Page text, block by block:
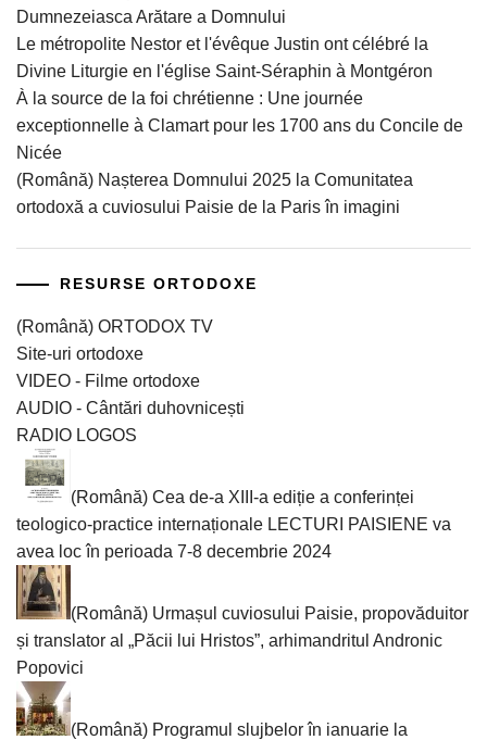
Dumnezeiasca Arătare a Domnului
Le métropolite Nestor et l'évêque Justin ont célébré la
Divine Liturgie en l'église Saint-Séraphin à Montgéron
À la source de la foi chrétienne : Une journée
exceptionnelle à Clamart pour les 1700 ans du Concile de
Nicée
(Română) Nașterea Domnului 2025 la Comunitatea
ortodoxă a cuviosului Paisie de la Paris în imagini
RESURSE ORTODOXE
(Română) ORTODOX TV
Site-uri ortodoxe
VIDEO - Filme ortodoxe
AUDIO - Cântări duhovnicești
RADIO LOGOS
(Română) Cea de-a XIII-a ediție a conferinței
teologico-practice internaționale LECTURI PAISIENE va
avea loc în perioada 7-8 decembrie 2024
(Română) Urmașul cuviosului Paisie, propovăduitor
și translator al „Păcii lui Hristos”, arhimandritul Andronic
Popovici
(Română) Programul slujbelor în ianuarie la